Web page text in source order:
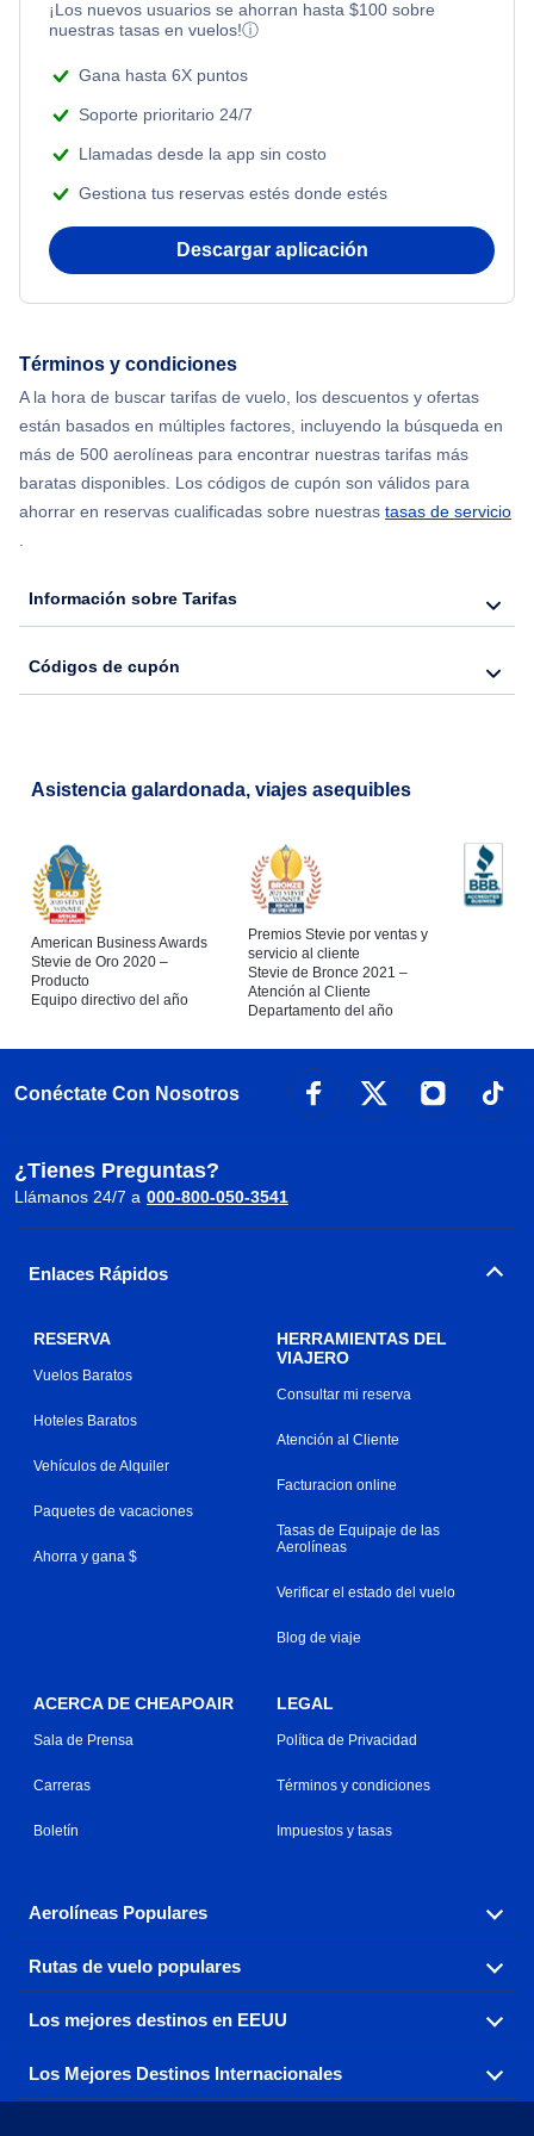
Flights Under $99
Flights Under $199
Flights from Nueva York to Tel Aviv
Flights from Nueva York to Atenas
Flights from Shanghai to Nueva York
Flights from Delhi to Nueva York
Flights from Chicago to Delhi
Flights from Nueva York to Seúl
Flights from Nueva York to Barcelona
Romantic Vacations
Adventure Vacations
Beach Vacations
¡Los nuevos usuarios se ahorran hasta $100 sobre
nuestras tasas en vuelos!ⓘ
Gana hasta 6X puntos
Soporte prioritario 24/7
Llamadas desde la app sin costo
Gestiona tus reservas estés donde estés
Descargar aplicación
Términos y condiciones
A la hora de buscar tarifas de vuelo, los descuentos y ofertas
están basados en múltiples factores, incluyendo la búsqueda en
más de 500 aerolíneas para encontrar nuestras tarifas más
baratas disponibles. Los códigos de cupón son válidos para
ahorrar en reservas cualificadas sobre nuestras tasas de servicio
.
Información sobre Tarifas
Códigos de cupón
Asistencia galardonada, viajes asequibles
American Business Awards
Stevie de Oro 2020 –
Producto
Equipo directivo del año
Premios Stevie por ventas y
servicio al cliente
Stevie de Bronce 2021 –
Atención al Cliente
Departamento del año
Conéctate Con Nosotros
¿Tienes Preguntas?
Llámanos 24/7 a 000-800-050-3541
Enlaces Rápidos
RESERVA
Vuelos Baratos
Hoteles Baratos
Vehículos de Alquiler
Paquetes de vacaciones
Ahorra y gana $
HERRAMIENTAS DEL
VIAJERO
Consultar mi reserva
Atención al Cliente
Facturacion online
Tasas de Equipaje de las
Aerolíneas
Verificar el estado del vuelo
Blog de viaje
ACERCA DE CHEAPOAIR
Sala de Prensa
Carreras
Boletín
LEGAL
Política de Privacidad
Términos y condiciones
Impuestos y tasas
Aerolíneas Populares
Explora nuestras opciones de tarifas aéreas baratas por
aerolínea, con más de 500 opciones para elegir.
Aeromexico
Air France Alaska Airlines
Rutas de vuelo populares
Reserva una de nuestras rutas de vuelo más populares
con tres sencillos clics.
Los mejores destinos en EEUU
Encuentra boletos de avión baratos a destinos
populares de los EEUU de costa a costa.
Los Mejores Destinos Internacionales